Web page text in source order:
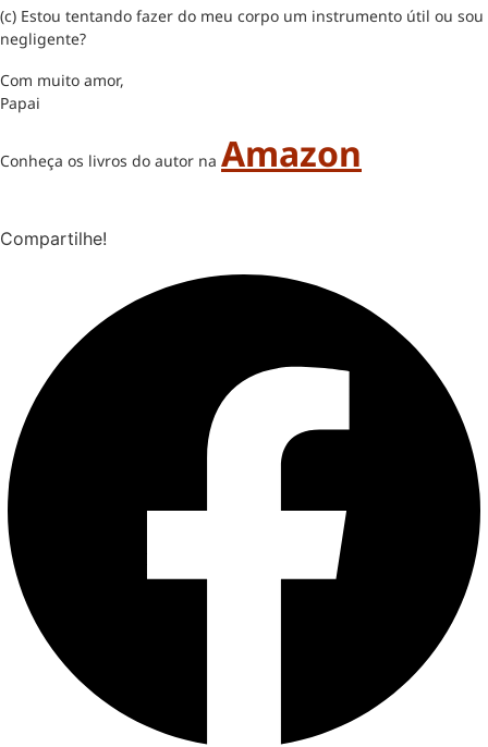
(c) Estou tentando fazer do meu corpo um instrumento útil ou sou
negligente?
Com muito amor,
Papai
Conheça os livros do autor na Amazon
Compartilhe!